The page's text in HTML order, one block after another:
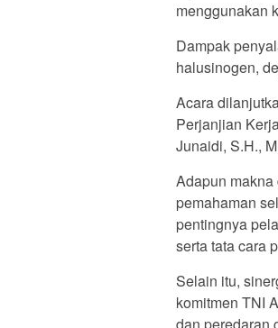
menggunakan
Dampak
halusinogen,
Acara
Perjanjian
Junaidi, S.H.,
Adapun
pemahaman
pentingnya
serta tata cara
Selain itu,
komitmen TNI